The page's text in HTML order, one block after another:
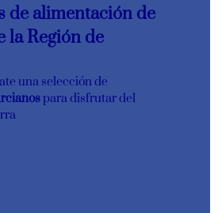
de alimentación de
la Región de
una selección de
para disfrutar del